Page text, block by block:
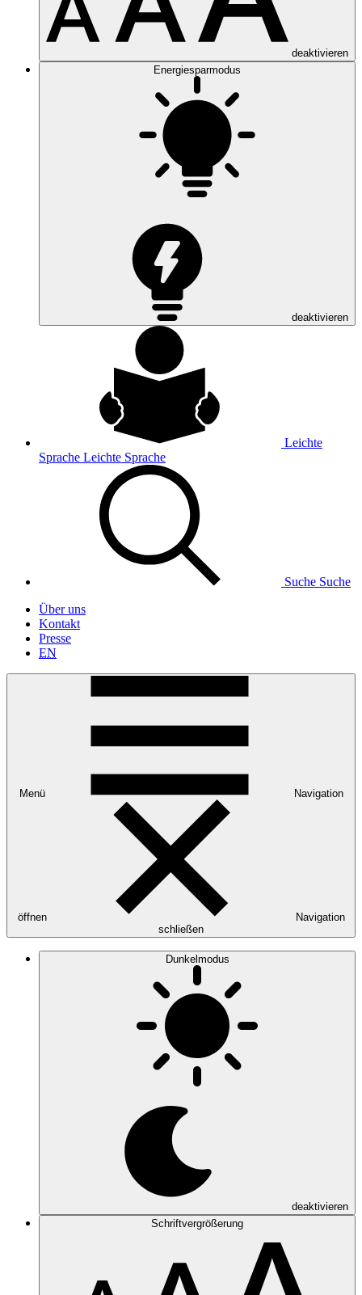
deaktivieren
Energiesparmodus
deaktivieren
Leichte
Sprache Leichte Sprache
Suche Suche
Über uns
Kontakt
Presse
EN
Menü Navigation
öffnen
Navigation
schließen
Dunkelmodus
deaktivieren
Schriftvergrößerung